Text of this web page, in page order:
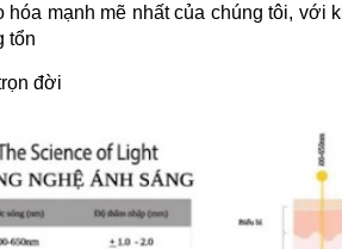
hóa mạnh mẽ nhất của chúng tôi, với
tổn
đời